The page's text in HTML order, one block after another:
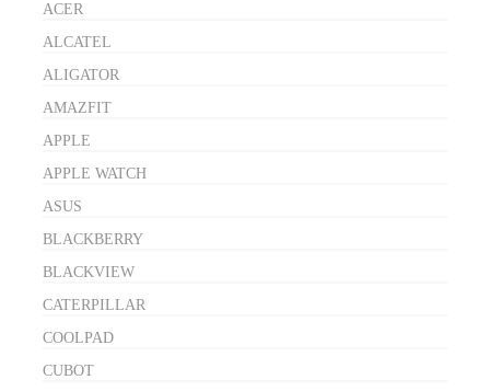
ACER
ALCATEL
ALIGATOR
AMAZFIT
APPLE
APPLE WATCH
ASUS
BLACKBERRY
BLACKVIEW
CATERPILLAR
COOLPAD
CUBOT